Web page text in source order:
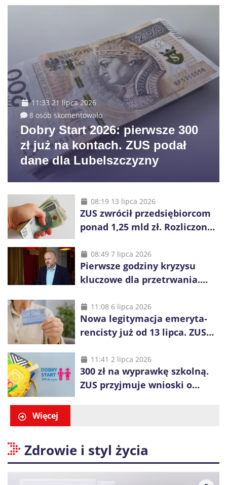
11:33 21 lipca 2026
8 osób skomentowało
Dobry Start 2026: pierwsze 300
zł już na kontach. ZUS podał
dane dla Lubelszczyzny
08:19 13 lipca 2026
ZUS zwrócił przedsiębiorcom
ponad 1,25 mld zł. Rozliczono
08:49 7 lipca 2026
Pierwsze godziny kryzysu
kluczowe dla przetrwania.
wszystkich od razu
11:08 6 lipca 2026
Nowa legitymacja emeryta-
rencisty już od 13 lipca. ZUS
11:41 2 lipca 2026
300 zł na wyprawkę szkolną.
ZUS przyjmuje wnioski o
Więcej
Zdrowie i styl życia